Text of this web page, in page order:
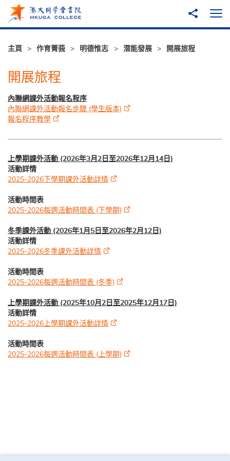
跳至主內容
分享到
打
主頁 作育菁莪 明德惟志 潛能發展 開展旅程
開展旅程
內聯網課外活動報名程序
內聯網課外活動報名步驟 (學生版本)
報名程序教學
上學期課外活動 (2026年3月2日至2026年12月14日)
活動詳情
2025-2026下學期課外活動詳情
活動時間表
2025-2026每週活動時間表 (下學期)
冬季課外活動 (2026年1月5日至2026年2月12日)
活動詳情
2025-2026冬季課外活動詳情
活動時間表
2025-2026每週活動時間表 (冬季)
上學期課外活動 (2025年10月2日至2025年12月17日)
活動詳情
2025-2026上學期課外活動詳情
活動時間表
2025-2026每週活動時間表 (上學期)